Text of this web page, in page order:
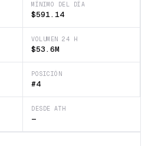
MÍNIMO DEL DÍA
$591.14
VOLUMEN 24 H
$53.6M
POSICIÓN
#4
DESDE ATH
—